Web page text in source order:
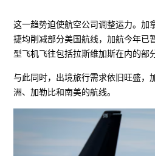
这一趋势迫使航空公司调整运力。加
捷均削减部分美国航线，加航今年已
型飞机飞往包括拉斯维加斯在内的部
与此同时，出境旅行需求依旧旺盛，
洲、加勒比和南美的航线。